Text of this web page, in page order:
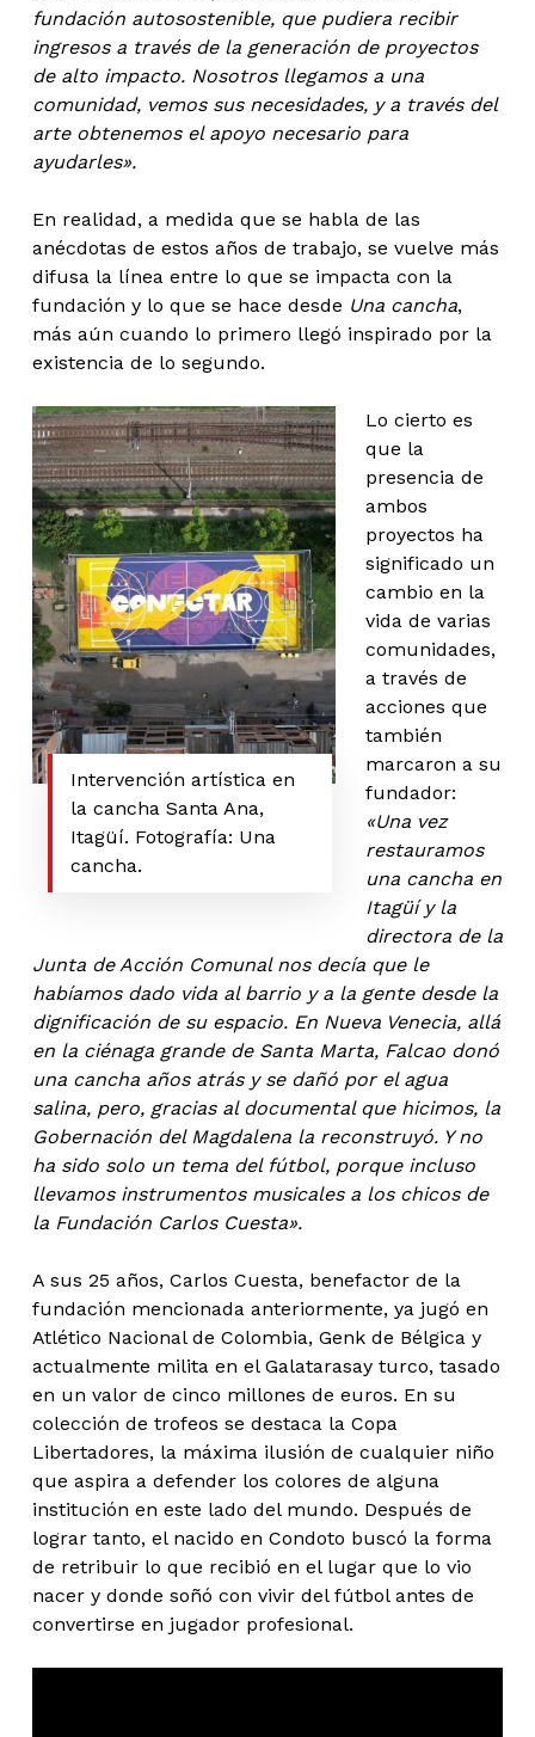
fundación autosostenible, que pudiera recibir
ingresos a través de la generación de proyectos
de alto impacto. Nosotros llegamos a una
comunidad, vemos sus necesidades, y a través del
arte obtenemos el apoyo necesario para
ayudarles».
En realidad, a medida que se habla de las
anécdotas de estos años de trabajo, se vuelve más
difusa la línea entre lo que se impacta con la
fundación y lo que se hace desde Una cancha,
más aún cuando lo primero llegó inspirado por la
existencia de lo segundo.
Intervención artística en
la cancha Santa Ana,
Itagüí. Fotografía: Una
cancha.
Lo cierto es
que la
presencia de
ambos
proyectos ha
significado un
cambio en la
vida de varias
comunidades,
a través de
acciones que
también
marcaron a su
fundador:
«Una vez
restauramos
una cancha en
Itagüí y la
directora de la
Junta de Acción Comunal nos decía que le
habíamos dado vida al barrio y a la gente desde la
dignificación de su espacio. En Nueva Venecia, allá
en la ciénaga grande de Santa Marta, Falcao donó
una cancha años atrás y se dañó por el agua
salina, pero, gracias al documental que hicimos, la
Gobernación del Magdalena la reconstruyó. Y no
ha sido solo un tema del fútbol, porque incluso
llevamos instrumentos musicales a los chicos de
la Fundación Carlos Cuesta».
A sus 25 años, Carlos Cuesta, benefactor de la
fundación mencionada anteriormente, ya jugó en
Atlético Nacional de Colombia, Genk de Bélgica y
actualmente milita en el Galatarasay turco, tasado
en un valor de cinco millones de euros. En su
colección de trofeos se destaca la Copa
Libertadores, la máxima ilusión de cualquier niño
que aspira a defender los colores de alguna
institución en este lado del mundo. Después de
lograr tanto, el nacido en Condoto buscó la forma
de retribuir lo que recibió en el lugar que lo vio
nacer y donde soñó con vivir del fútbol antes de
convertirse en jugador profesional.